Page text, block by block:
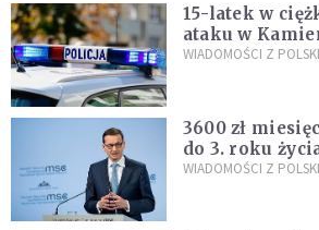
15-latek w
ataku w
Policja
WIADOMOŚCI Z POLSKI
3600 zł
do 3. roku
propozycji
WIADOMOŚCI Z POLSKI